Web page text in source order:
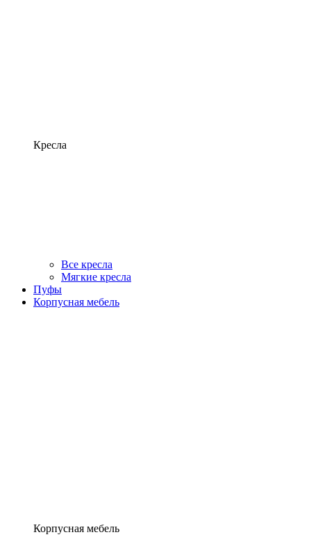
Кресла
Все кресла
Мягкие кресла
Пуфы
Корпусная мебель
Корпусная мебель